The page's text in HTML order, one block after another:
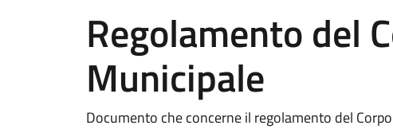
Regolamento del
Municipale
Documento che concerne il regolamento del